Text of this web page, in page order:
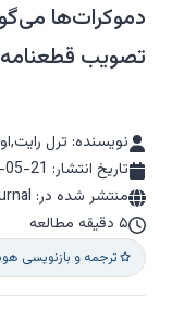
دموکرات‌ها
تصویب
نویسنده: ترل
تاریخ انتشار: 21
منتشر شده در: Wall Street Journal
۵ دقیقه مطالعه
ترجمه و بازنویسی